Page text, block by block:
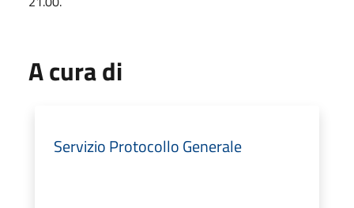
A cura di
Servizio Protocollo Generale